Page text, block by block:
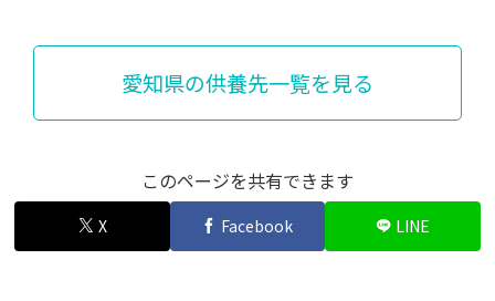
愛知県の供養先一覧を見る
このページを共有できます
X Facebook LINE